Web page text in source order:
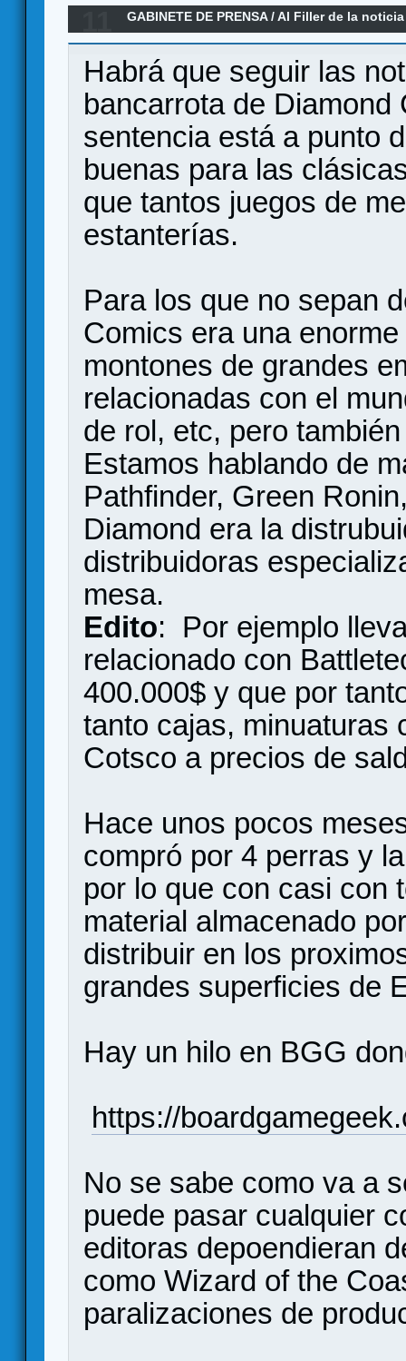
GABINETE DE PRENSA/Al Filler de la noticia
Habrá que seguir las
bancarrota de
sentencia está a punto
buenas para las
que tantos juegos de
estanterías.
Para los que no sepan
Comics era una
montones de grandes
relacionadas con el
de rol, etc, pero
Estamos hablando de
Pathfinder, Green
Diamond era la
distribuidoras
mesa.
Edito: Por ejemplo
relacionado con
400.000$ y que por
tanto cajas, minuaturas
Cotsco a precios de
Hace unos pocos
compró por 4 perras y
por lo que con casi con
material almacenado
distribuir en los
grandes superficies de
Hay un hilo en BGG
https://
No se sabe como va a
puede pasar cualquier
editoras depoendieran
como Wizard of the
paralizaciones de